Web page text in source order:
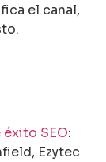
el canal,
SEO:
Ezytec